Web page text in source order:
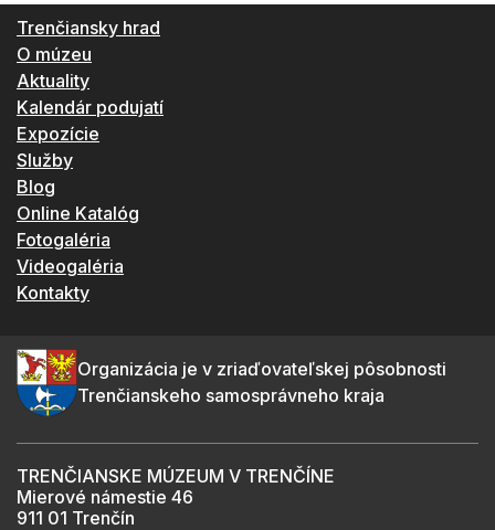
Trenčiansky hrad
O múzeu
Aktuality
Kalendár podujatí
Expozície
Služby
Blog
Online Katalóg
Fotogaléria
Videogaléria
Kontakty
Organizácia je v zriaďovateľskej pôsobnosti
Trenčianskeho samosprávneho kraja
TRENČIANSKE MÚZEUM V TRENČÍNE
Mierové námestie 46
911 01 Trenčín